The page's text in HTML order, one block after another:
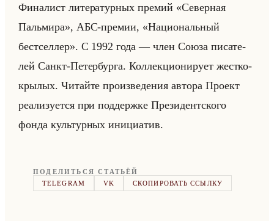
Фи­на­лист ли­те­ра­тур­ных пре­мий «Северная
Пальмира», АБС-пре­мии, «Национальный
бестселлер». С 1992 года — член Союза пи­са­те­
лей Санкт-Пе­тер­бур­га. Кол­лек­ци­они­ру­ет жест­ко­
кры­лых. Чи­тайте про­из­ве­де­ния ав­то­ра Про­ект
ре­али­зу­ет­ся при под­держ­ке Пре­зи­дент­ско­го
фонда культур­ных ини­ци­атив.
ПОДЕЛИТЬСЯ СТАТЬЁЙ
TELEGRAM
VK СКОПИРОВАТЬ ССЫЛКУ